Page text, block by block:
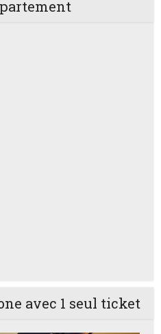
avec 1 seul ticket